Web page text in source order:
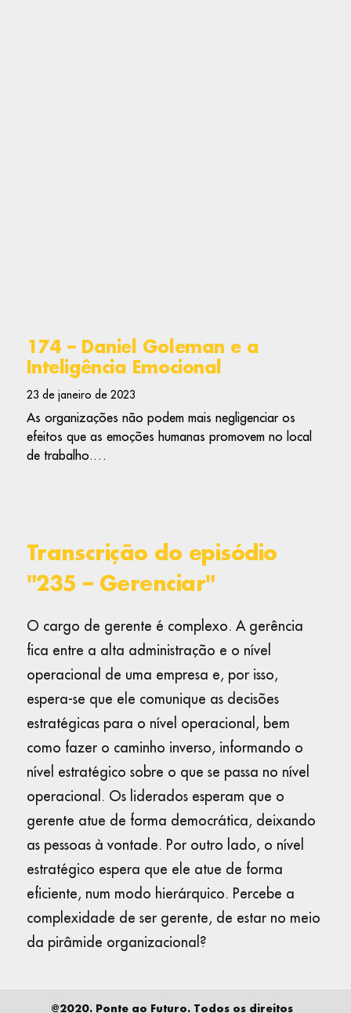
174 – Daniel Goleman e a
Inteligência Emocional
23 de janeiro de 2023
As organizações não podem mais negligenciar os
efeitos que as emoções humanas promovem no local
de trabalho.…
Transcrição do episódio
"235 – Gerenciar"
O cargo de gerente é complexo. A gerência
fica entre a alta administração e o nível
operacional de uma empresa e, por isso,
espera-se que ele comunique as decisões
estratégicas para o nível operacional, bem
como fazer o caminho inverso, informando o
nível estratégico sobre o que se passa no nível
operacional. Os liderados esperam que o
gerente atue de forma democrática, deixando
as pessoas à vontade. Por outro lado, o nível
estratégico espera que ele atue de forma
eficiente, num modo hierárquico. Percebe a
complexidade de ser gerente, de estar no meio
da pirâmide organizacional?
@2020. Ponte ao Futuro. Todos os direitos